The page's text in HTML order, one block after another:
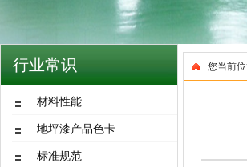
行业常识
材料性能
地坪漆产品色卡
标准规范
您当前位